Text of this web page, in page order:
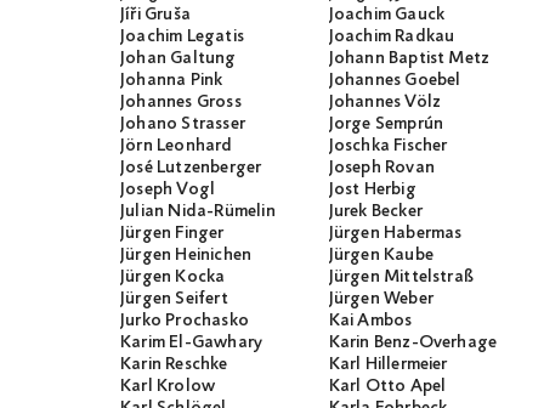
Jíři Gruša
Joachim Gauck
Joachim Legatis
Joachim Radkau
Johan Galtung
Johann Baptist Metz
Johanna Pink
Johannes Goebel
Johannes Gross
Johannes Völz
Johano Strasser
Jorge Semprún
Jörn Leonhard
Joschka Fischer
José Lutzenberger
Joseph Rovan
Joseph Vogl
Jost Herbig
Julian Nida-Rümelin
Jurek Becker
Jürgen Finger
Jürgen Habermas
Jürgen Heinichen
Jürgen Kaube
Jürgen Kocka
Jürgen Mittelstraß
Jürgen Seifert
Jürgen Weber
Jurko Prochasko
Kai Ambos
Karim El-Gawhary
Karin Benz-Overhage
Karin Reschke
Karl Hillermeier
Karl Krolow
Karl Otto Apel